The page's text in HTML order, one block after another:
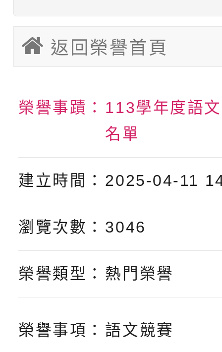
結果(第12招)
轉知：桃園市115學年
賽及師生本土語及新住
賽實施要點
轉知：「桃園市115學
比賽實施要點」
轉知：「115年金融知
城市手牽手，綠能透明
畫影片一案
轉知：「115學年度全
劇比賽實施要點」及修
表
轉知：桃園市115年度
敬師藝文競賽』實施計
【甄選結果(第11招)】
結果(第11招)
學年度第1學期第9次代
結果(第3招)
返回榮譽首頁
榮譽事蹟： 113學年度語
名單
建立時間： 2025-04-11
瀏覽次數： 3046
榮譽類型： 熱門榮譽
榮譽事項： 語文競賽